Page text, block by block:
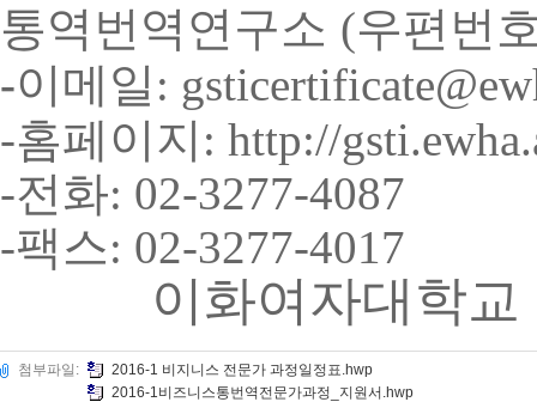
통역번역연구소 (우편번
-이메일 :
-홈페이지 : http://
-전화: 02-3277-4087
-팩스: 02-3277-4017
이화여자대학
첨부파일:
2016-1 비지니스 전문가 과정일정표.hwp
2016-1비즈니스통번역전문가과정_지원서.hwp